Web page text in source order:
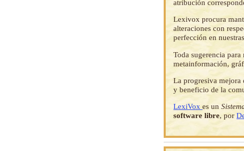
atribución
Lexivox procura
alteraciones con
perfección en
Toda sugerencia
metainformación,
La progresiva mejora
y beneficio de la
LexiVoxes un
software libre, por